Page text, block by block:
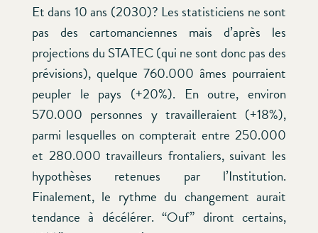
Et dans 10 ans (2030)? Les statisticiens ne sont
pas des cartomanciennes mais d’après les
projections du STATEC (qui ne sont donc pas des
prévisions), quelque 760.000 âmes pourraient
peupler le pays (+20%). En outre, environ
570.000 personnes y travailleraient (+18%),
parmi lesquelles on compterait entre 250.000
et 280.000 travailleurs frontaliers, suivant les
hypothèses retenues par l’Institution.
Finalement, le rythme du changement aurait
tendance à décélérer. “Ouf” diront certains,